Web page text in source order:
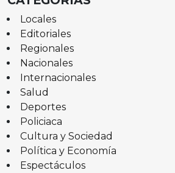
Locales
Editoriales
Regionales
Nacionales
Internacionales
Salud
Deportes
Policiaca
Cultura y Sociedad
Política y Economía
Espectáculos